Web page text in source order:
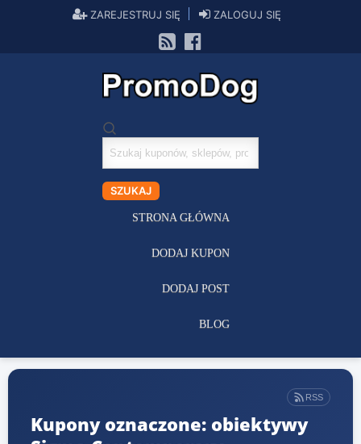
ZAREJESTRUJ SIĘ ZALOGUJ SIĘ
Szukaj
kuponów
SZUKAJ
STRONA GŁÓWNA
DODAJ KUPON
DODAJ POST
BLOG
RSS
Kupony oznaczone: obiektywy